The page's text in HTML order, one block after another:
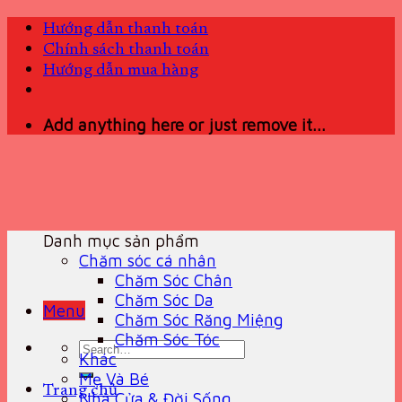
Skip
content
Hướng dẫn thanh toán
Chính sách thanh toán
Hướng dẫn mua hàng
Add anything here or just remove it...
Menu
Search
for:
Trang chủ
Danh mục sản phẩm
Chăm sóc cá nhân
Chăm Sóc Chân
Chăm Sóc Da
Chăm Sóc Răng Miệng
Chăm Sóc Tóc
Khác
Mẹ Và Bé